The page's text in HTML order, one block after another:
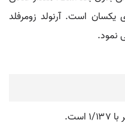
یکسان است. آرنولد زومرفلد